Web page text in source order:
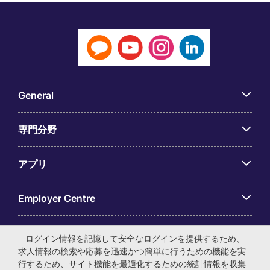
General
専門分野
アプリ
Employer Centre
© マイケル・ペイジ・インターナショナル・ジャパン株式会
ログイン情報を記憶して安全なログインを提供するため、
求人情報の検索や応募を迅速かつ簡単に行うための機能を実
行するため、サイト機能を最適化するための統計情報を収集